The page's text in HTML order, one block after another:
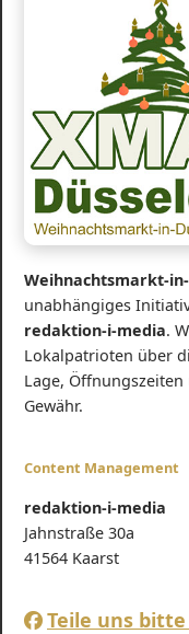
Weihnachtsmarkt-
unabhängiges
redaktion-i-media.
Lokalpatrioten über
Lage,
Gewähr.
Content Management
redaktion-i-media
Jahnstraße 30a
41564 Kaarst
Teile uns